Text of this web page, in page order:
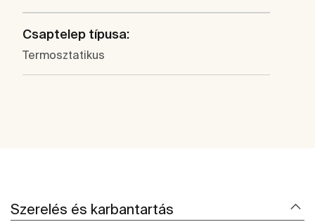
Csaptelep típusa:
Termosztatikus
Szerelés és karbantartás